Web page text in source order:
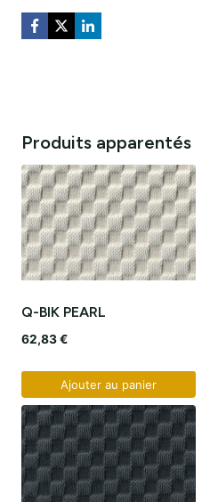
Produits apparentés
Q-BIK PEARL
62,83€
Ajouter au panier